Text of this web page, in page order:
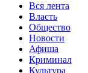
Вся лента
Власть
Общество
Новости
Афиша
Криминал
Культура